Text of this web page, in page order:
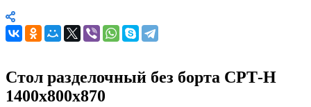
Стол разделочный без борта СРТ-Н
1400х800х870